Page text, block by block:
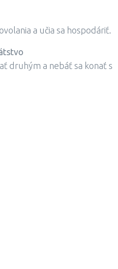
a učia sa hospodáriť.
druhým a nebáť sa konať s